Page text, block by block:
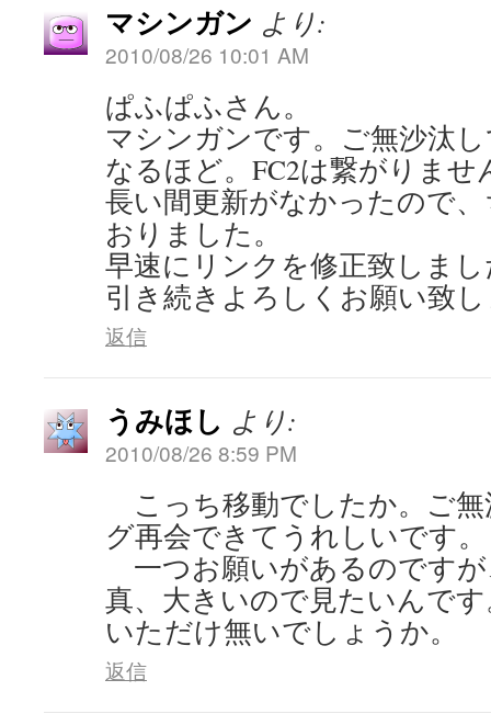
マシンガン より:
2010/08/26 10:01 AM
ぱふぱふさん。
マシンガンです。ご無沙汰
なるほど。FC2は繋がりませ
長い間更新がなかったので
おりました。
早速にリンクを修正致しま
引き続きよろしくお願い致
返信
うみほし より:
2010/08/26 8:59 PM
こっち移動でしたか。ご
グ再会できてうれしいです。
一つお願いがあるのですが
真、大きいので見たいんで
いただけ無いでしょうか。
返信